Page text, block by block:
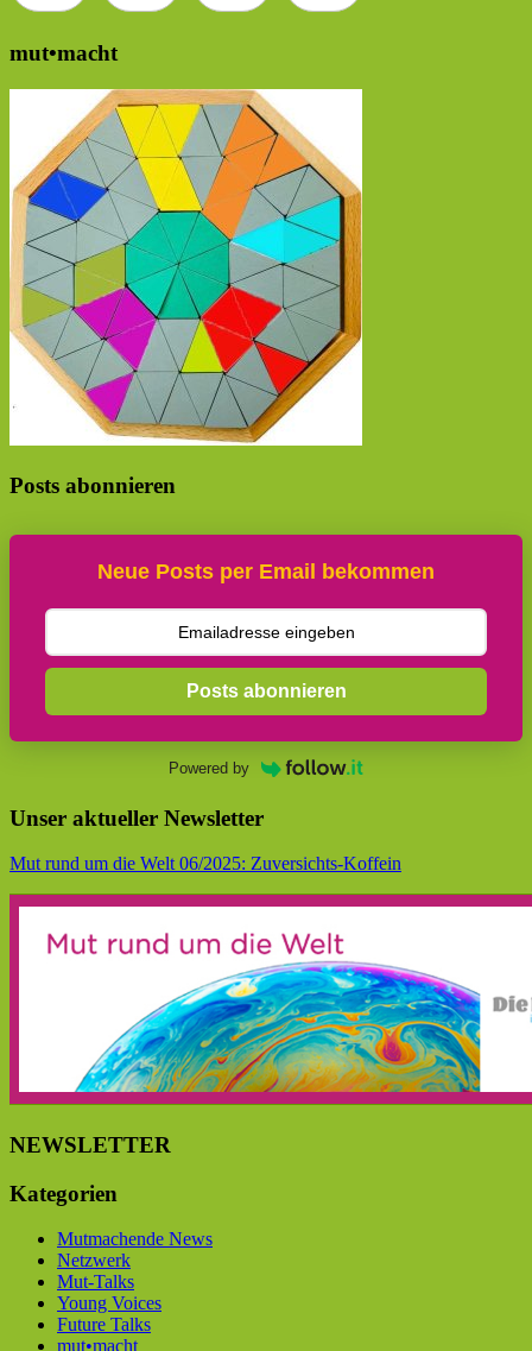
mut•macht
Posts abonnieren
Neue Posts per Email bekommen
Posts abonnieren
Powered by
Unser aktueller Newsletter
Mut rund um die Welt 06/2025: Zuversichts-Koffein
NEWSLETTER
Kategorien
Mutmachende News
Netzwerk
Mut-Talks
Young Voices
Future Talks
mut•macht